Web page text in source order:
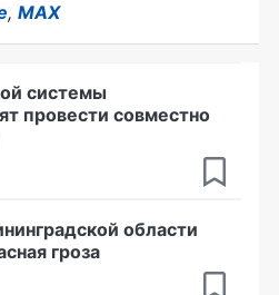
, MAX
системы
провести совместно
области
гроза